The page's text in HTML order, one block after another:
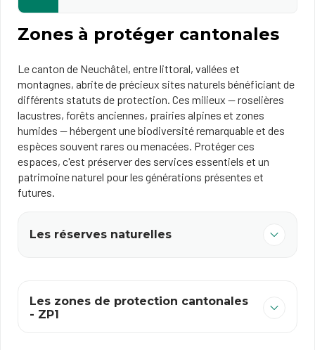
Zones à protéger cantonales
Le canton de Neuchâtel, entre littoral, vallées et
montagnes, abrite de précieux sites naturels bénéficiant de
différents statuts de protection. Ces milieux — roselières
lacustres, forêts anciennes, prairies alpines et zones
humides — hébergent une biodiversité remarquable et des
espèces souvent rares ou menacées. Protéger ces
espaces, c'est préserver des services essentiels et un
patrimoine naturel pour les générations présentes et
futures.
Les réserves naturelles
Les zones de protection cantonales
- ZP1